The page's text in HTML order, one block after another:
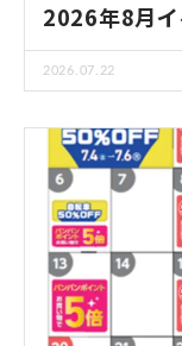
2026年8月イ
2026.07.22